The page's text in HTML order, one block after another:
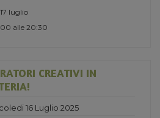
luglio
alle 20:30
CREATIVI IN
16 Luglio 2025